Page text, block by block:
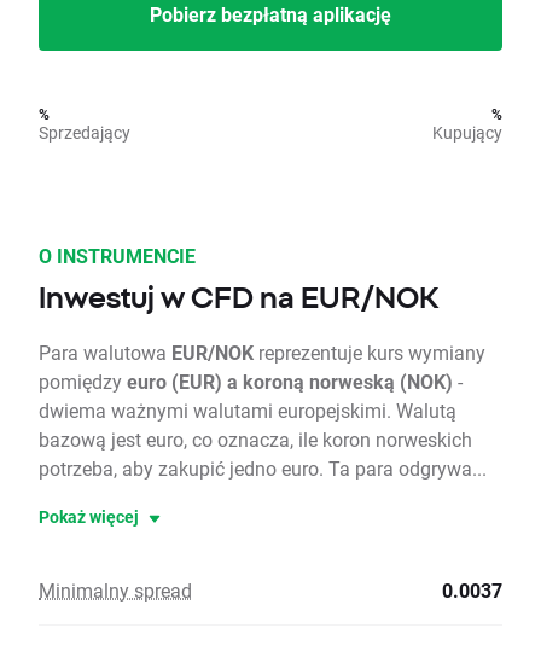
Pobierz bezpłatną aplikację
%
Sprzedający
%
Kupujący
O INSTRUMENCIE
Inwestuj w CFD na EUR/NOK
Para walutowa EUR/NOK reprezentuje kurs wymiany
pomiędzyeuro (EUR) a koroną norweską (NOK) -
dwiema ważnymi walutami europejskimi. Walutą
bazową jest euro, co oznacza, ile koron norweskich
potrzeba, aby zakupić jedno euro. Ta para odgrywa...
Pokaż więcej
Minimalny spread 0.0037